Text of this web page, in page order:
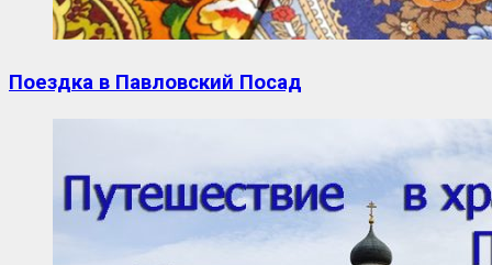
Поездка в Павловский Посад